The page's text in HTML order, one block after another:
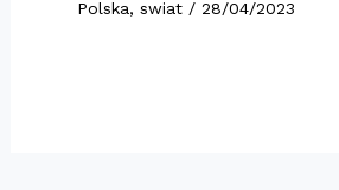
Polska, swiat/ 28/04/2023